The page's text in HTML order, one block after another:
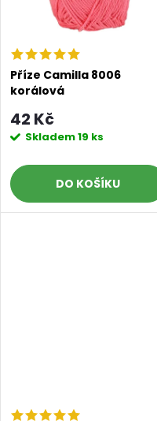
Příze Camilla 8006
korálová
42 Kč
Skladem19 ks
DO KOŠÍKU